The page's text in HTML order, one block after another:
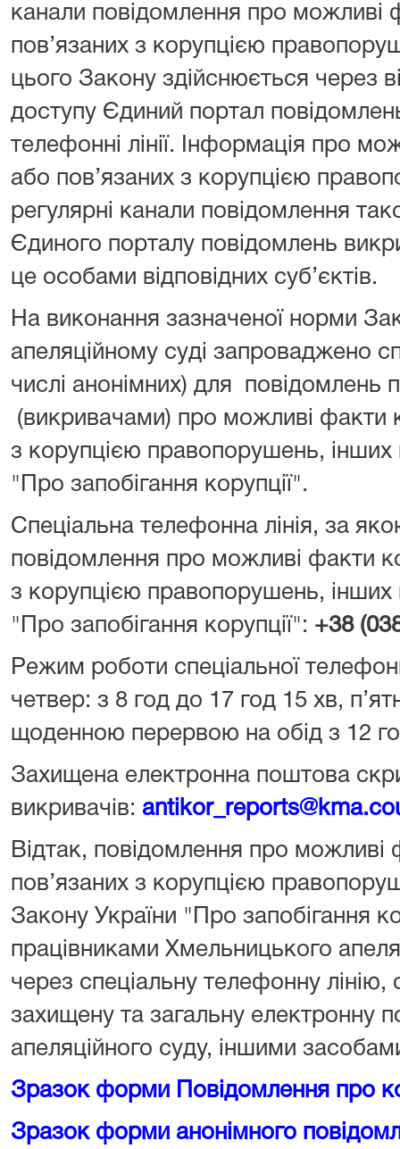
канали повідомлення про можливі
пов’язаних з корупцією
цього Закону здійснюється через
доступу Єдиний портал
телефонні лінії. Інформація про
або пов’язаних з корупцією
регулярні канали повідомлення
Єдиного порталу повідомлень
це особами відповідних суб’єктів.
На виконання зазначеної норми
апеляційному суді запроваджено
числі анонімних) для повідомлень
(викривачами) про можливі факти
з корупцією правопорушень,
"Про запобігання корупції".
Спеціальна телефонна лінія, за
повідомлення про можливі факти
з корупцією правопорушень,
"Про запобігання корупції": +38
Режим роботи спеціальної
четвер: з 8 год до 17 год 15 хв,
щоденною перервою на обід з 12
Захищена електронна поштова
викривачів:
Відтак, повідомлення про можливі
пов’язаних з корупцією
Закону України "Про запобігання
працівниками Хмельницького
через спеціальну телефонну лінію,
захищену та загальну електронну
апеляційного суду, іншими
Зразок форми Повідомлення про
Зразок форми анонімного